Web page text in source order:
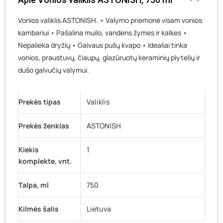
Veteranų g. 11, Visaginas - 7 vienetai
Baravykų g. 1, Druskininkai- 1 vienetas
Vilniaus g. 89D, Ukmergė- 0 vienetų
K. Donelaičio g. 17, Rokiškis
- 0 vienetų
Šaltupės g. 64, Zarasai
Vonios valiklis ASTONISH. • Valymo priemonė visam vonios
kambariui • Pašalina muilo, vandens žymes ir kalkes •
Nepalieka dryžių • Gaivaus pušų kvapo • Idealiai tinka
vonios, praustuvų, čiaupų, glazūruotų keraminių plytelių ir
dušo galvučių valymui.
Prekės tipas Valiklis
Prekės ženklas ASTONISH
Kiekis
komplekte, vnt.
1
Talpa, ml 750
Kilmės šalis Lietuva